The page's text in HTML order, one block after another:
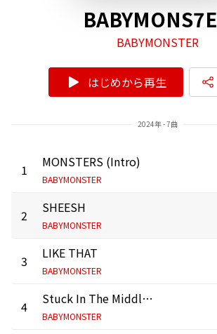
BABYMONSTER
はじめから再生
2024年 - 7曲
1 MONSTERS (Intro)
BABYMONSTER
2 SHEESH
BABYMONSTER
3 LIKE THAT
BABYMONSTER
4 Stuck In The Middle (7 ver.)
BABYMONSTER